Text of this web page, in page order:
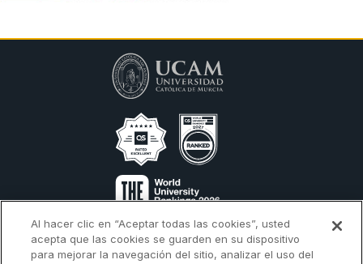
Calendario Académico
Campus Virtual
Admisión
Endowment
Al hacer clic en “Aceptar todas las cookies”, usted
acepta que las cookies se guarden en su dispositivo
para mejorar la navegación del sitio, analizar el uso del